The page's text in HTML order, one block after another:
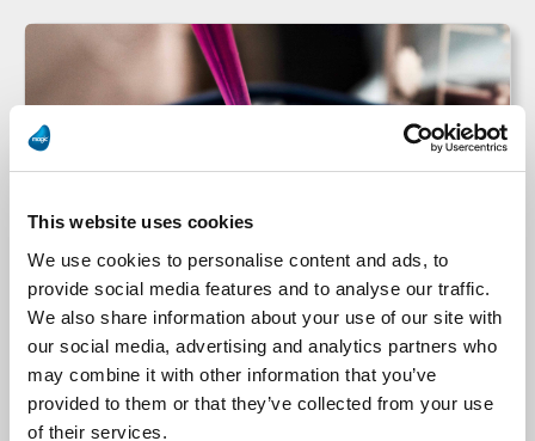
This website uses cookies
We use cookies to personalise content and ads, to
provide social media features and to analyse our traffic.
We also share information about your use of our site with
our social media, advertising and analytics partners who
may combine it with other information that you’ve
provided to them or that they’ve collected from your use
of their services.
VERLA-PHARM Arzneimittel